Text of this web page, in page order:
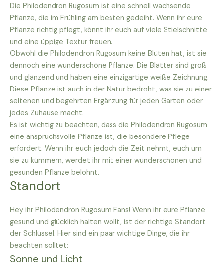
Die Philodendron Rugosum ist eine schnell wachsende
Pflanze, die im Frühling am besten gedeiht. Wenn ihr eure
Pflanze richtig pflegt, könnt ihr euch auf viele Stielschnitte
und eine üppige Textur freuen.
Obwohl die Philodendron Rugosum keine Blüten hat, ist sie
dennoch eine wunderschöne Pflanze. Die Blätter sind groß
und glänzend und haben eine einzigartige weiße Zeichnung.
Diese Pflanze ist auch in der Natur bedroht, was sie zu einer
seltenen und begehrten Ergänzung für jeden Garten oder
jedes Zuhause macht.
Es ist wichtig zu beachten, dass die Philodendron Rugosum
eine anspruchsvolle Pflanze ist, die besondere Pflege
erfordert. Wenn ihr euch jedoch die Zeit nehmt, euch um
sie zu kümmern, werdet ihr mit einer wunderschönen und
gesunden Pflanze belohnt.
Standort
Hey ihr Philodendron Rugosum Fans! Wenn ihr eure Pflanze
gesund und glücklich halten wollt, ist der richtige Standort
der Schlüssel. Hier sind ein paar wichtige Dinge, die ihr
beachten solltet:
Sonne und Licht